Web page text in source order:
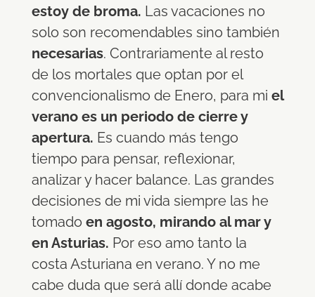
estoy de broma. Las vacaciones no
solo son recomendables sino también
necesarias. Contrariamente al resto
de los mortales que optan por el
convencionalismo de Enero, para mi el
verano es un periodo de cierre y
apertura. Es cuando más tengo
tiempo para pensar, reflexionar,
analizar y hacer balance. Las grandes
decisiones de mi vida siempre las he
tomado en agosto, mirando al mar y
en Asturias. Por eso amo tanto la
costa Asturiana en verano. Y no me
cabe duda que será allí donde acabe